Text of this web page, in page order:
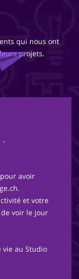
qui nous ont
projets.
-
avoir
et votre
voir le jour
vie au Studio